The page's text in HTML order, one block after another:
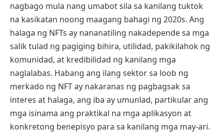
nagbago mula nang umabot sila sa kanilang tuktok
na kasikatan noong maagang bahagi ng 2020s. Ang
halaga ng NFTs ay nananatiling nakadepende sa mga
salik tulad ng pagiging bihira, utilidad, pakikilahok ng
komunidad, at kredibilidad ng kanilang mga
naglalabas. Habang ang ilang sektor sa loob ng
merkado ng NFT ay nakaranas ng pagbagsak sa
interes at halaga, ang iba ay umunlad, partikular ang
mga isinama ang praktikal na mga aplikasyon at
konkretong benepisyo para sa kanilang mga may-ari.